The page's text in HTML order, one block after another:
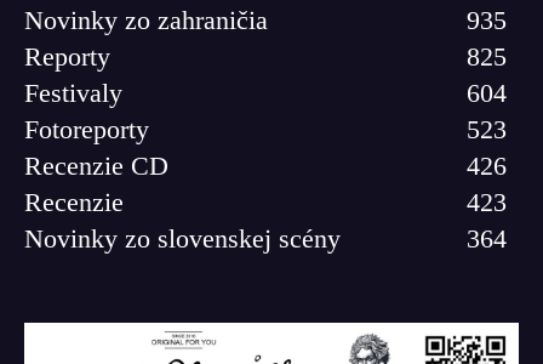
Novinky zo zahraničia
935
Reporty
825
Festivaly
604
Fotoreporty
523
Recenzie CD
426
Recenzie
423
Novinky zo slovenskej scény
364